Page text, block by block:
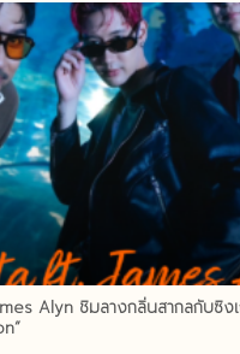
Alyn ชิมลางกลิ่นสากลกับซิงเ